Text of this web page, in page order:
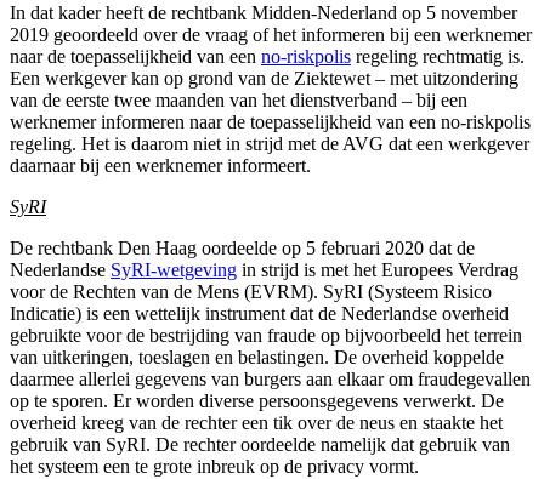
In dat kader heeft de rechtbank Midden-Nederland op 5 november
2019 geoordeeld over de vraag of het informeren bij een werknemer
naar de toepasselijkheid van een no-riskpolis regeling rechtmatig is.
Een werkgever kan op grond van de Ziektewet – met uitzondering
van de eerste twee maanden van het dienstverband – bij een
werknemer informeren naar de toepasselijkheid van een no-riskpolis
regeling. Het is daarom niet in strijd met de AVG dat een werkgever
daarnaar bij een werknemer informeert.
SyRI
De rechtbank Den Haag oordeelde op 5 februari 2020 dat de
Nederlandse SyRI-wetgeving in strijd is met het Europees Verdrag
voor de Rechten van de Mens (EVRM). SyRI (Systeem Risico
Indicatie) is een wettelijk instrument dat de Nederlandse overheid
gebruikte voor de bestrijding van fraude op bijvoorbeeld het terrein
van uitkeringen, toeslagen en belastingen. De overheid koppelde
daarmee allerlei gegevens van burgers aan elkaar om fraudegevallen
op te sporen. Er worden diverse persoonsgegevens verwerkt. De
overheid kreeg van de rechter een tik over de neus en staakte het
gebruik van SyRI. De rechter oordeelde namelijk dat gebruik van
het systeem een te grote inbreuk op de privacy vormt.